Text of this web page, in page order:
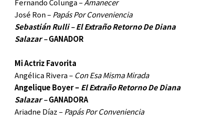
Fernando Colunga –Amanecer
José Ron –Papás Por Conveniencia
Sebastián Rulli – El Extraño Retorno De Diana
Salazar –GANADOR
Mi Actriz Favorita
Angélica Rivera – Con Esa Misma Mirada
Angelique Boyer – El Extraño Retorno De Diana
Salazar –GANADORA
Ariadne Díaz –Papás Por Conveniencia